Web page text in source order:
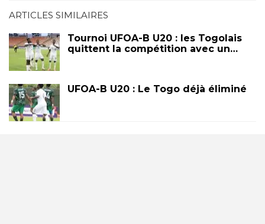
ARTICLES SIMILAIRES
Tournoi UFOA-B U20 : les Togolais
quittent la compétition avec un…
UFOA-B U20 : Le Togo déjà éliminé